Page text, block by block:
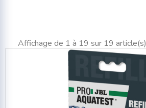
Affichage de 1 à 19 sur 19 article(s)